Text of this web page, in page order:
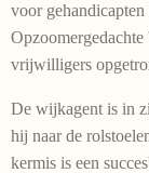
voor
vrijwilligers
De wijkagent is in
hij naar de
kermis is een